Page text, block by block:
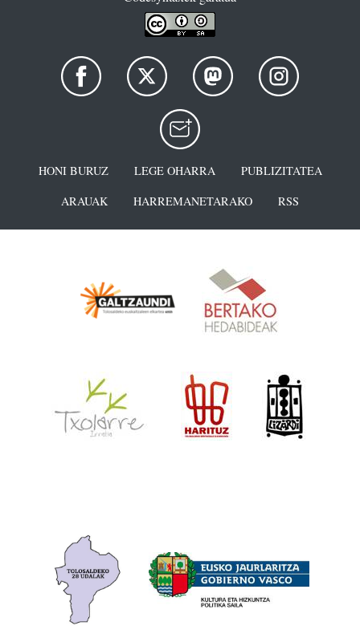
HONI BURUZ LEGE OHARRA
PUBLIZITATEA
ARAUAK
HARREMANETARAKO RSS